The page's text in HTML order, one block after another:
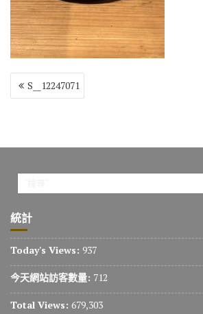
文
章
S__12247071
統計
Today's Views: 937
今天網站訪客數量: 712
Total Views: 679,303